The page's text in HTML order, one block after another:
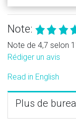
Note:
Note de 4,7 selon
Rédiger un avis
Read in English
Plus de